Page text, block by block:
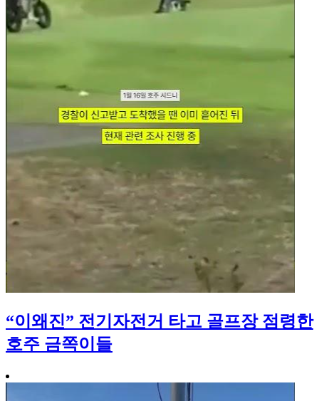
“이왜진” 전기자전거 타고 골프장 점령한
호주 금쪽이들